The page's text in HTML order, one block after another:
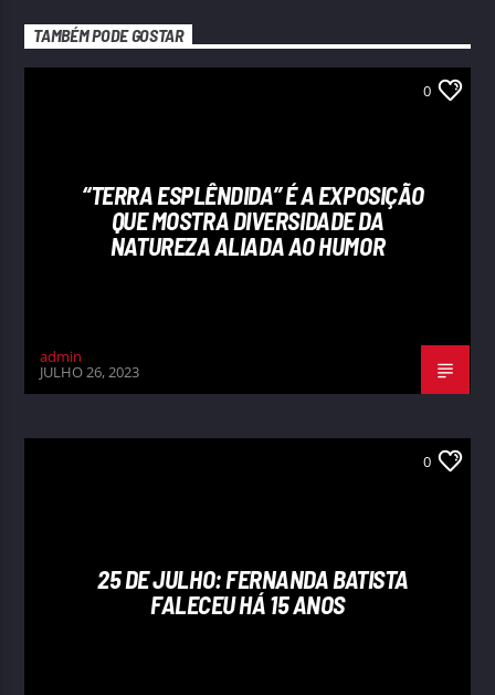
TAMBÉM PODE GOSTAR
0
“TERRA ESPLÊNDIDA” É A EXPOSIÇÃO
QUE MOSTRA DIVERSIDADE DA
NATUREZA ALIADA AO HUMOR
admin
JULHO 26, 2023
0
25 DE JULHO: FERNANDA BATISTA
FALECEU HÁ 15 ANOS